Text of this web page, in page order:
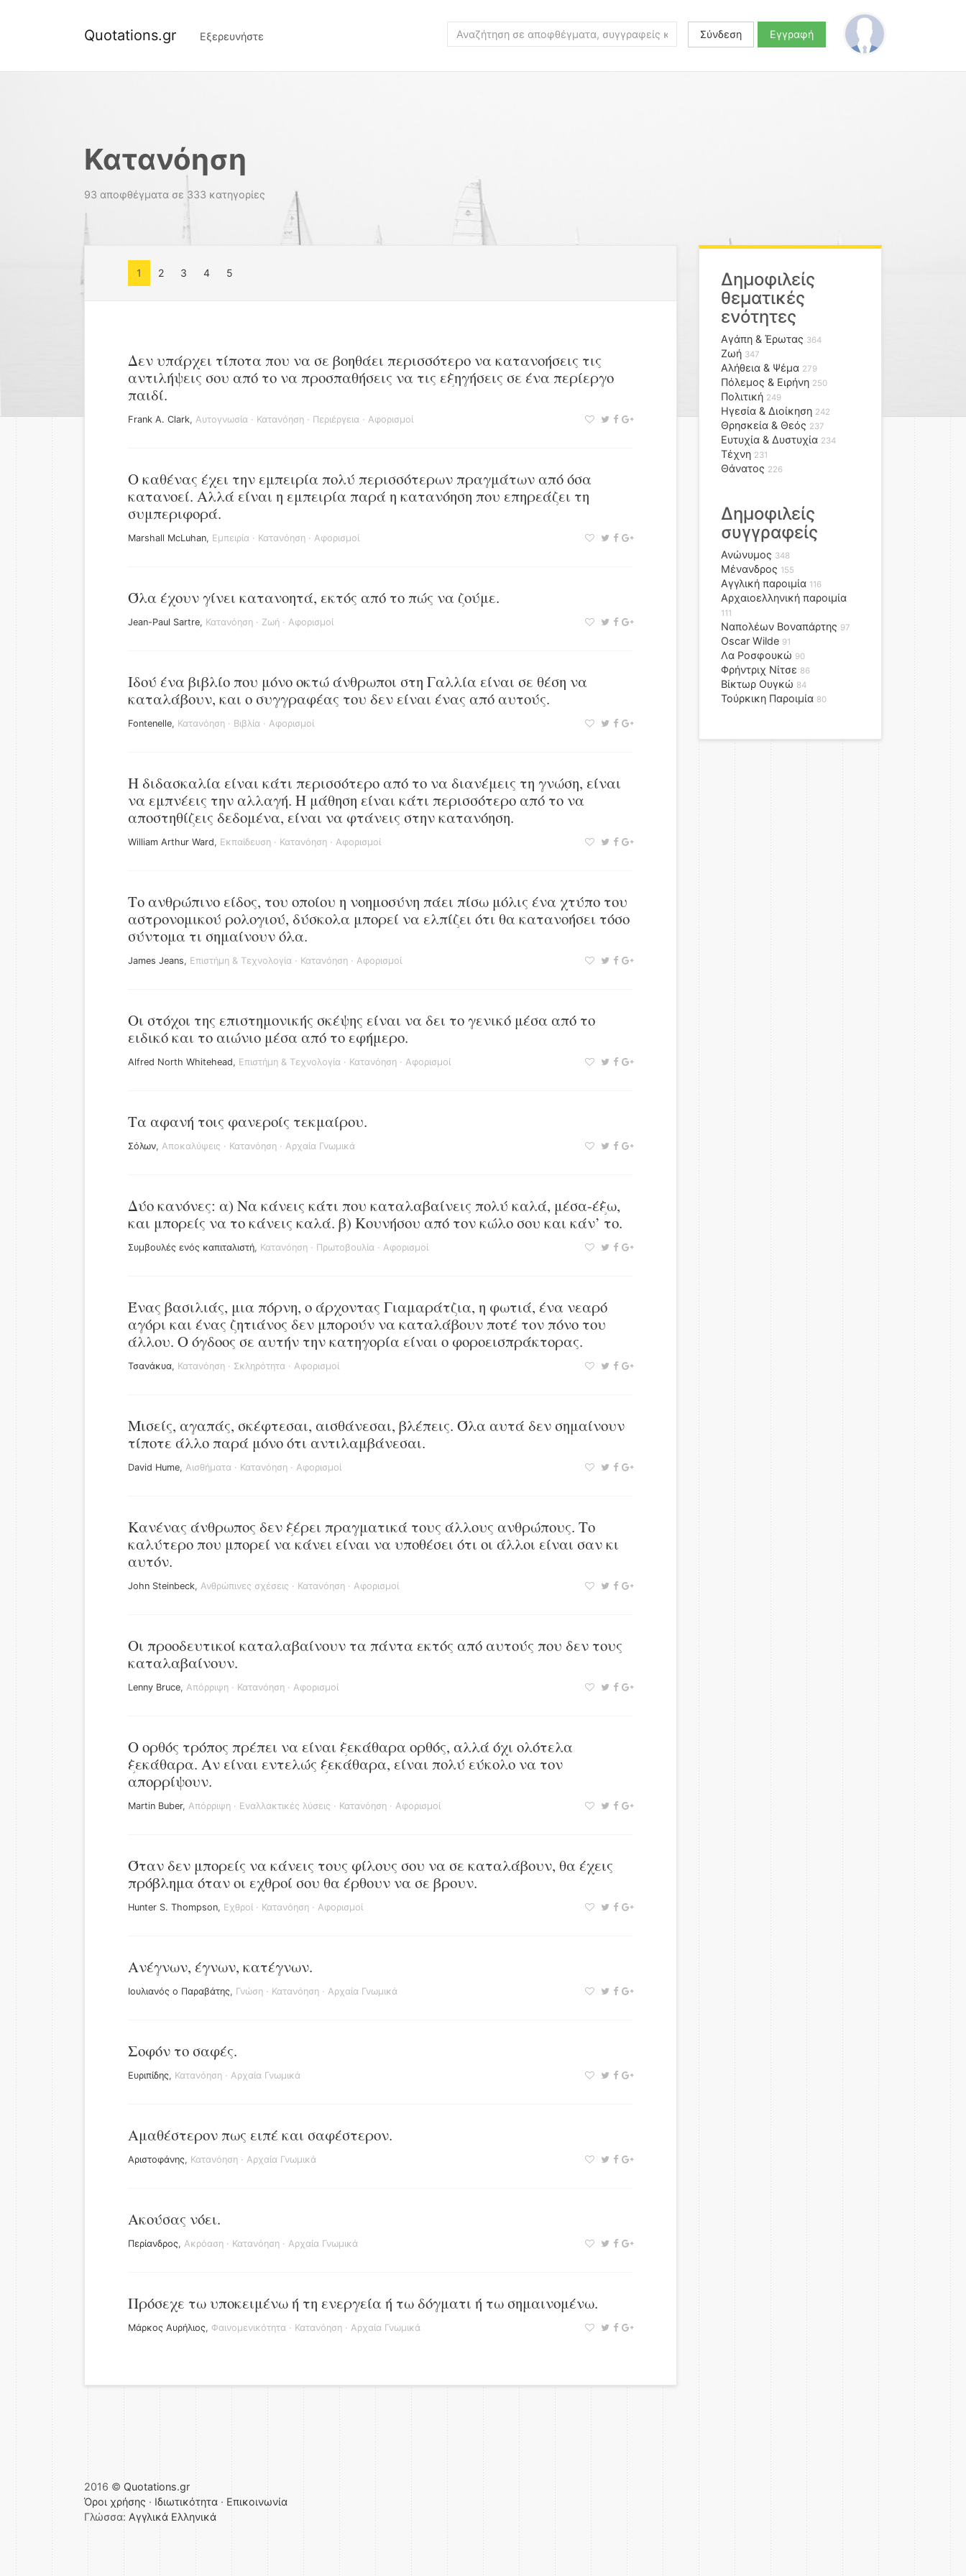
Quotations.gr Εξερευνήστε Σύνδεση Εγγραφή
Κατανόηση
93 αποφθέγματα σε 333 κατηγορίες
1 2 3 4 5
Δεν υπάρχει τίποτα που να σε βοηθάει περισσότερο να κατανοήσεις τις
αντιλήψεις σου από το να προσπαθήσεις να τις εξηγήσεις σε ένα περίεργο
παιδί.
Frank A. Clark, Αυτογνωσία · Κατανόηση · Περιέργεια · Αφορισμοί
Ο καθένας έχει την εμπειρία πολύ περισσότερων πραγμάτων από όσα
κατανοεί. Αλλά είναι η εμπειρία παρά η κατανόηση που επηρεάζει τη
συμπεριφορά.
Marshall McLuhan, Εμπειρία · Κατανόηση · Αφορισμοί
Όλα έχουν γίνει κατανοητά, εκτός από το πώς να ζούμε.
Jean-Paul Sartre, Κατανόηση · Ζωή · Αφορισμοί
Ιδού ένα βιβλίο που μόνο οκτώ άνθρωποι στη Γαλλία είναι σε θέση να
καταλάβουν, και ο συγγραφέας του δεν είναι ένας από αυτούς.
Fontenelle, Κατανόηση · Βιβλία · Αφορισμοί
Η διδασκαλία είναι κάτι περισσότερο από το να διανέμεις τη γνώση, είναι
να εμπνέεις την αλλαγή. Η μάθηση είναι κάτι περισσότερο από το να
αποστηθίζεις δεδομένα, είναι να φτάνεις στην κατανόηση.
William Arthur Ward, Εκπαίδευση · Κατανόηση · Αφορισμοί
Το ανθρώπινο είδος, του οποίου η νοημοσύνη πάει πίσω μόλις ένα χτύπο του
αστρονομικού ρολογιού, δύσκολα μπορεί να ελπίζει ότι θα κατανοήσει τόσο
σύντομα τι σημαίνουν όλα.
James Jeans, Επιστήμη & Τεχνολογία · Κατανόηση · Αφορισμοί
Οι στόχοι της επιστημονικής σκέψης είναι να δει το γενικό μέσα από το
ειδικό και το αιώνιο μέσα από το εφήμερο.
Alfred North Whitehead, Επιστήμη & Τεχνολογία · Κατανόηση · Αφορισμοί
Τα αφανή τοις φανεροίς τεκμαίρου.
Σόλων, Αποκαλύψεις · Κατανόηση · Αρχαία Γνωμικά
Δύο κανόνες: α) Να κάνεις κάτι που καταλαβαίνεις πολύ καλά, μέσα-έξω,
και μπορείς να το κάνεις καλά. β) Κουνήσου από τον κώλο σου και κάν’ το.
Συμβουλές ενός καπιταλιστή, Κατανόηση · Πρωτοβουλία · Αφορισμοί
Ένας βασιλιάς, μια πόρνη, ο άρχοντας Γιαμαράτζια, η φωτιά, ένα νεαρό
αγόρι και ένας ζητιάνος δεν μπορούν να καταλάβουν ποτέ τον πόνο του
άλλου. Ο όγδοος σε αυτήν την κατηγορία είναι ο φοροεισπράκτορας.
Τσανάκυα, Κατανόηση · Σκληρότητα · Αφορισμοί
Μισείς, αγαπάς, σκέφτεσαι, αισθάνεσαι, βλέπεις. Όλα αυτά δεν σημαίνουν
τίποτε άλλο παρά μόνο ότι αντιλαμβάνεσαι.
David Hume, Αισθήματα · Κατανόηση · Αφορισμοί
Κανένας άνθρωπος δεν ξέρει πραγματικά τους άλλους ανθρώπους. Το
καλύτερο που μπορεί να κάνει είναι να υποθέσει ότι οι άλλοι είναι σαν κι
αυτόν.
John Steinbeck, Ανθρώπινες σχέσεις · Κατανόηση · Αφορισμοί
Οι προοδευτικοί καταλαβαίνουν τα πάντα εκτός από αυτούς που δεν τους
καταλαβαίνουν.
Lenny Bruce, Απόρριψη · Κατανόηση · Αφορισμοί
Ο ορθός τρόπος πρέπει να είναι ξεκάθαρα ορθός, αλλά όχι ολότελα
ξεκάθαρα. Αν είναι εντελώς ξεκάθαρα, είναι πολύ εύκολο να τον
απορρίψουν.
Martin Buber, Απόρριψη · Εναλλακτικές λύσεις · Κατανόηση · Αφορισμοί
Όταν δεν μπορείς να κάνεις τους φίλους σου να σε καταλάβουν, θα έχεις
πρόβλημα όταν οι εχθροί σου θα έρθουν να σε βρουν.
Hunter S. Thompson, Εχθροί · Κατανόηση · Αφορισμοί
Ανέγνων, έγνων, κατέγνων.
Ιουλιανός ο Παραβάτης, Γνώση · Κατανόηση · Αρχαία Γνωμικά
Σοφόν το σαφές.
Ευριπίδης, Κατανόηση · Αρχαία Γνωμικά
Αμαθέστερον πως ειπέ και σαφέστερον.
Αριστοφάνης, Κατανόηση · Αρχαία Γνωμικά
Ακούσας νόει.
Περίανδρος, Ακρόαση · Κατανόηση · Αρχαία Γνωμικά
Πρόσεχε τω υποκειμένω ή τη ενεργεία ή τω δόγματι ή τω σημαινομένω.
Μάρκος Αυρήλιος, Φαινομενικότητα · Κατανόηση · Αρχαία Γνωμικά
Δημοφιλείς
θεματικές
ενότητες
Αγάπη & Έρωτας 364
Ζωή 347
Αλήθεια & Ψέμα 279
Πόλεμος & Ειρήνη 250
Πολιτική 249
Ηγεσία & Διοίκηση 242
Θρησκεία & Θεός 237
Ευτυχία & Δυστυχία 234
Τέχνη 231
Θάνατος 226
Δημοφιλείς
συγγραφείς
Ανώνυμος 348
Μένανδρος 155
Αγγλική παροιμία 116
Αρχαιοελληνική παροιμία
111
Ναπολέων Βοναπάρτης 97
Oscar Wilde 91
Λα Ροσφουκώ 90
Φρήντριχ Νίτσε 86
Βίκτωρ Ουγκώ 84
Τούρκικη Παροιμία 80
2016 © Quotations.gr
Όροι χρήσης · Ιδιωτικότητα · Επικοινωνία
Γλώσσα: Αγγλικά Ελληνικά